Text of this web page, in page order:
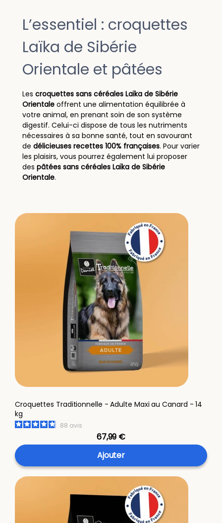
L’essentiel : croquettes
Laïka de Sibérie
Orientale et pâtées
Les croquettes sans céréales Laïka de Sibérie
Orientale offrent une alimentation équilibrée à
votre animal, en prenant soin de son système
digestif. Celui-ci dispose de tous les nutriments
nécessaires à sa bonne santé, tout en savourant
de délicieuses recettes 100% françaises. Pour varier
les plaisirs, vous pourrez également lui proposer
des pâtées sans céréales Laïka de Sibérie
Orientale.
Croquettes Traditionnelle - Adulte Maxi au Canard - 14
kg
88 avis
67,99 €
Ajouter